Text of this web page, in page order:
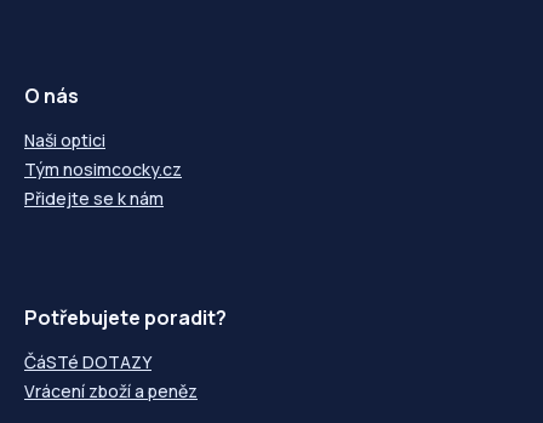
O nás
Naši optici
Tým nosimcocky.cz
Přidejte se k nám
Potřebujete poradit?
ČáSTé DOTAZY
Vrácení zboží a peněz